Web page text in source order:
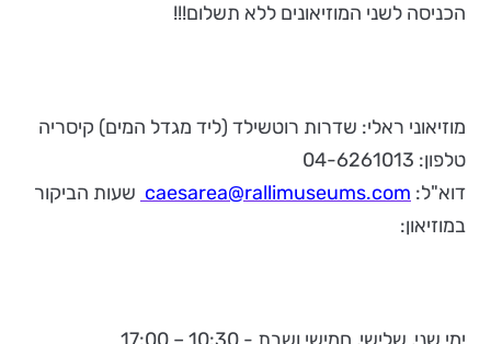
הכניסה לשני המוזיאונים ללא תשלום!!!
מוזיאוני ראלי: שדרות רוטשילד (ליד מגדל המים) קיסריה
דוא"ל: caesarea@rallimuseums.com שעות הביקור
במוזיאון: